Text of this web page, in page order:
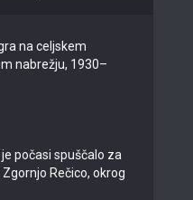
na celjskem
nabrežju, 1930–
počasi spuščalo za
Zgornjo Rečico, okrog